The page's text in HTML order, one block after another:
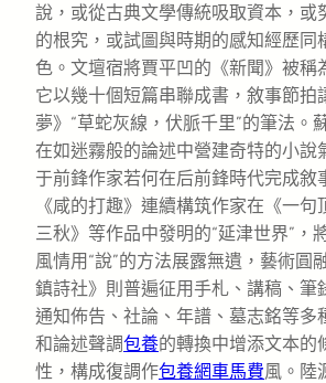
說，或從古典文學傳統吸取資本，或
的根究，或試圖與時期的感知經歷同
色。文壇宿將賈平凹的《新聞》被稱
它以幾十個短篇串聯成書，敘事節拍
夢》“草蛇灰線，伏脈千里”的筆法。
在如迷霧般的論述中營建奇特的小說
于前鋒作家若何在后前鋒時代完成敘
《咸的打趣》連續構筑作家在《一句
三秋》等作品中發明的“延津世界”，
風情用“說”的方法展露無遺，藝術圓
鎮詩社》則普遍征用手札、講稿、筆
通知佈告、社論、年譜、墓志銘等多
和論述聲調包養的轉換中增添文本的
性，構成復調作包養網車馬費風。陸